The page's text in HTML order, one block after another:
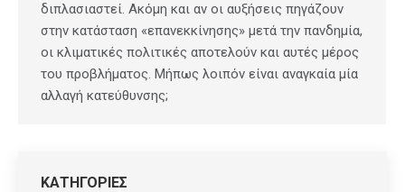
διπλασιαστεί. Ακόμη και αν οι αυξήσεις πηγάζουν
στην κατάσταση «επανεκκίνησης» μετά την πανδημία,
οι κλιματικές πολιτικές αποτελούν και αυτές μέρος
του προβλήματος. Μήπως λοιπόν είναι αναγκαία μία
αλλαγή κατεύθυνσης;
ΚΑΤΗΓΟΡΙΕΣ